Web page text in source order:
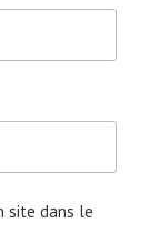
site dans le